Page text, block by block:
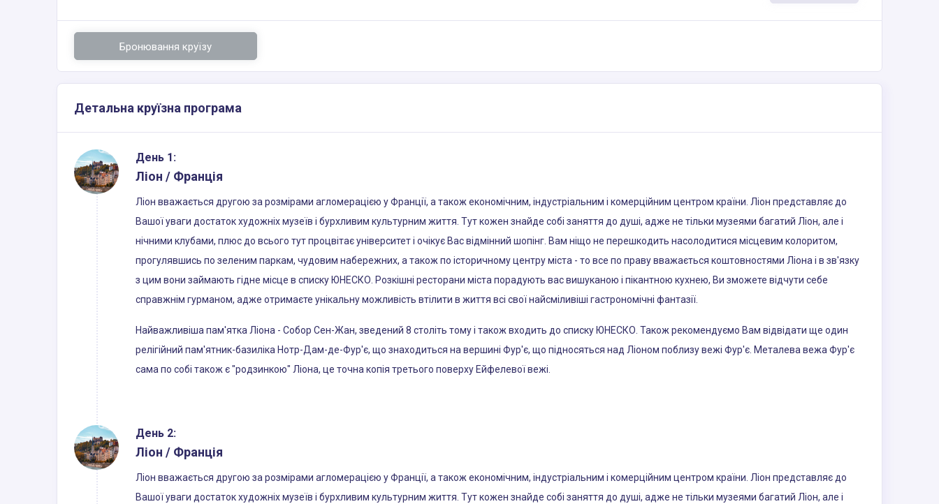
Бронювання круїзу
Детальна круїзна програма
День 1:
Ліон / Франція
Ліон вважається другою за розмірами агломерацією у Франції, а також економічним, індустріальним і комерційним центром країни. Ліон представляє до
Вашої уваги достаток художніх музеїв і бурхливим культурним життя. Тут кожен знайде собі заняття до душі, адже не тільки музеями багатий Ліон, але і
нічними клубами, плюс до всього тут процвітає університет і очікує Вас відмінний шопінг. Вам ніщо не перешкодить насолодитися місцевим колоритом,
прогулявшись по зеленим паркам, чудовим набережних, а також по історичному центру міста - то все по праву вважається коштовностями Ліона і в зв'язку
з цим вони займають гідне місце в списку ЮНЕСКО. Розкішні ресторани міста порадують вас вишуканою і пікантною кухнею, Ви зможете відчути себе
справжнім гурманом, адже отримаєте унікальну можливість втілити в життя всі свої найсміливіші гастрономічні фантазії.
Найважливіша пам'ятка Ліона - Собор Сен-Жан, зведений 8 століть тому і також входить до списку ЮНЕСКО. Також рекомендуємо Вам відвідати ще один
релігійний пам'ятник-базиліка Нотр-Дам-де-Фур'є, що знаходиться на вершині Фур'є, що підносяться над Ліоном поблизу вежі Фур'є. Металева вежа Фур'є
сама по собі також є "родзинкою" Ліона, це точна копія третього поверху Ейфелевої вежі.
День 2:
Ліон / Франція
Ліон вважається другою за розмірами агломерацією у Франції, а також економічним, індустріальним і комерційним центром країни. Ліон представляє до
Вашої уваги достаток художніх музеїв і бурхливим культурним життя. Тут кожен знайде собі заняття до душі, адже не тільки музеями багатий Ліон, але і